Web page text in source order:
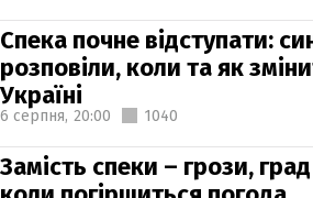
Спека почне відступати:
розповіли, коли та як
Україні
6 серпня, 20:00 1040
Замість спеки – грози,